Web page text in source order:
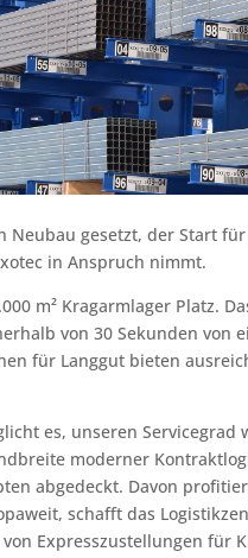
gesetzt, der Start
in Anspruch nimmt.
m² Kragarmlager Platz.
von 30 Sekunden von
für Langgut bieten
es, unseren Servicegrad
moderner
abgedeckt. Davon
schafft das
Expresszustellungen für